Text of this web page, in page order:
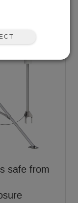
safe from